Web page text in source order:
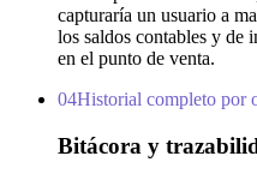
capturaría un usuario a
los saldos contables y de
en el punto de venta.
04Historial completo por
Bitácora y